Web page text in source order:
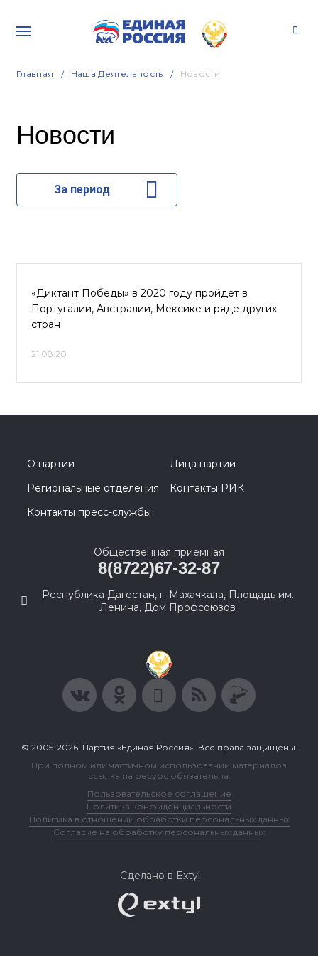
Главная Наша Деятельность Новости
Новости
За период
«Диктант Победы» в 2020 году пройдет в
Португалии, Австралии, Мексике и ряде других
стран
21.08.20
О партии
Лица партии
Региональные отделения
Контакты РИК
Контакты пресс-службы
Общественная приемная
8(8722)67-32-87
Республика Дагестан, г. Махачкала, Площадь им.
Ленина, Дом Профсоюзов
© 2005-2026, Партия «Единая Россия». Все права защищены.
При полном или частичном использовании материалов
ссылка на ресурс обязательна.
Пользовательское соглашение
Политика конфиденциальности
Политика в отношении обработки персональных данных
Согласие на обработку персональных данных
Сделано в Extyl